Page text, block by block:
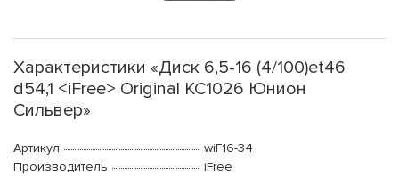
Характеристики «Диск 6,5-16 (4/100)et46
d54,1 <iFree> Original KC1026 Юнион
Сильвер»
Артикул
wiF16-34
Производитель
iFree